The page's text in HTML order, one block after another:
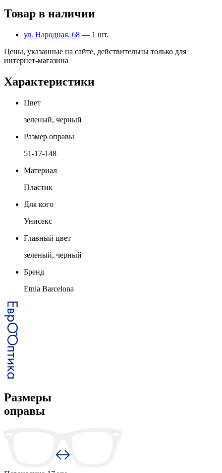
Товар в наличии
ул. Народная, 68 — 1 шт.
Цены, указанные на сайте, действительны только для
интернет-магазина
Характеристики
Цвет
зеленый, черный
Размер оправы
51-17-148
Материал
Пластик
Для кого
Унисекс
Главный цвет
зеленый, черный
Бренд
Etnia Barcelona
Размеры
оправы